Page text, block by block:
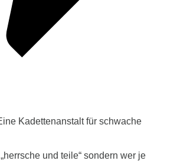
Kadettenanstalt für schwache
und teile“ sondern wer je